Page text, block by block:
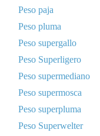
Peso paja
Peso pluma
Peso supergallo
Peso Superligero
Peso supermediano
Peso supermosca
Peso superpluma
Peso Superwelter